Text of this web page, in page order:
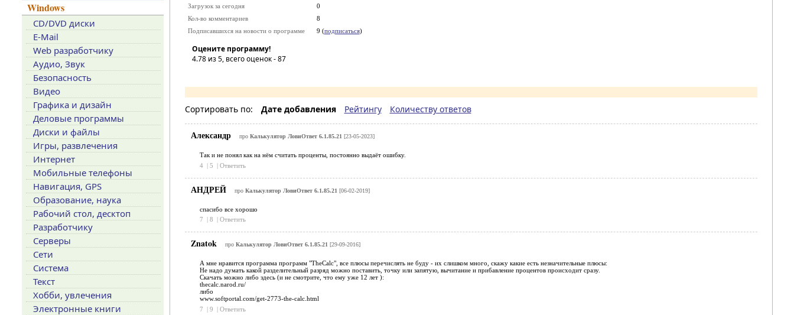
Загрузок за сегодня
0
Кол-во комментариев
8
Подписавшихся на новости о программе
9 (подписаться)
Оцените программу!
4.78из 5, всего оценок -87
Сортировать по: Дате добавления Рейтингу Количеству ответов
Александр про Калькулятор ЛовиОтвет 6.1.85.21 [23-05-2023]
Так и не понял как на нём считать проценты, постоянно выдаёт ошибку.
4 | 5 | Ответить
АНДРЕЙ про Калькулятор ЛовиОтвет 6.1.85.21 [06-02-2019]
спасибо все хорошо
7
| 8 | Ответить
Znatok про Калькулятор ЛовиОтвет 6.1.85.21 [29-09-2016]
А мне нравится программа программ "TheCalc", все плюсы перечислять не буду - их слишком много, скажу какие есть незначительные плюсы:
Не надо думать какой разделительный разряд можно поставить, точку или запятую, вычитание и прибавление процентов происходит сразу.
Скачать можно либо здесь (и не смотрите, что ему уже 12 лет ):
thecalc.narod.ru/
либо
www.softportal.com/get-2773-the-calc.html
7
| 9 | Ответить
Windows
CD/DVD диски
E-Mail
Web разработчику
Аудио, Звук
Безопасность
Видео
Графика и дизайн
Деловые программы
Диски и файлы
Игры, развлечения
Интернет
Мобильные телефоны
Навигация, GPS
Образование, наука
Рабочий стол, десктоп
Разработчику
Серверы
Сети
Система
Текст
Хобби, увлечения
Электронные книги